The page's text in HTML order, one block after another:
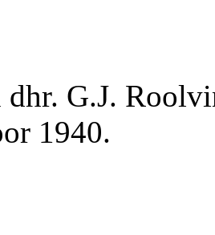
dhr. G.J.
1940.